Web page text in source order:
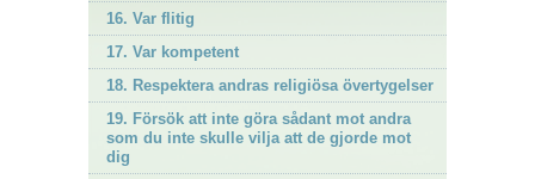
16. Var flitig
17. Var kompetent
18. Respektera andras religiösa övertygelser
19. Försök att inte göra sådant mot andra
som du inte skulle vilja att de gjorde mot
dig